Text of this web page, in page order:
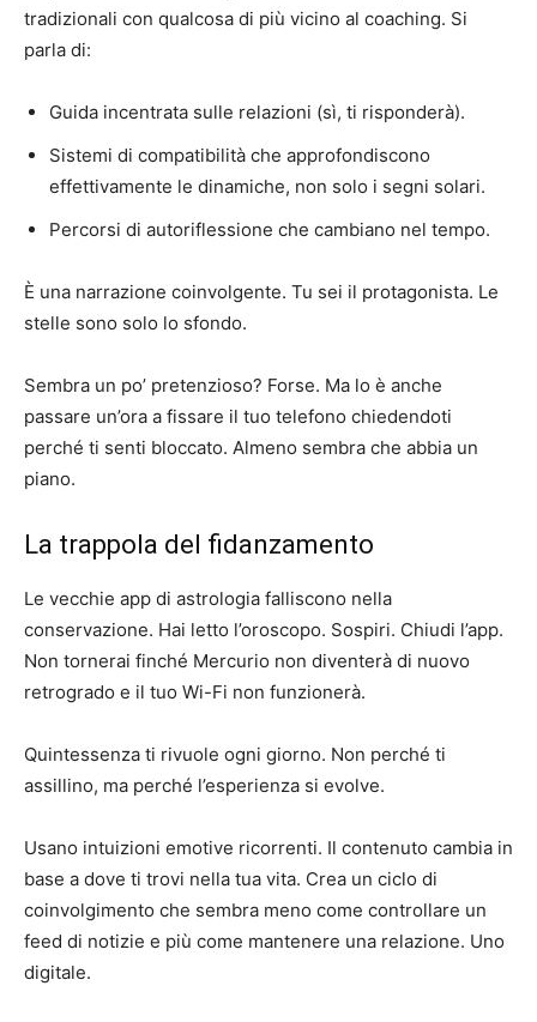
tradizionali con qualcosa di più vicino al coaching. Si
parla di:
Guida incentrata sulle relazioni (sì, ti risponderà).
Sistemi di compatibilità che approfondiscono
effettivamente le dinamiche, non solo i segni solari.
Percorsi di autoriflessione che cambiano nel tempo.
È una narrazione coinvolgente. Tu sei il protagonista. Le
stelle sono solo lo sfondo.
Sembra un po’ pretenzioso? Forse. Ma lo è anche
passare un’ora a fissare il tuo telefono chiedendoti
perché ti senti bloccato. Almeno sembra che abbia un
piano.
La trappola del fidanzamento
Le vecchie app di astrologia falliscono nella
conservazione. Hai letto l’oroscopo. Sospiri. Chiudi l’app.
Non tornerai finché Mercurio non diventerà di nuovo
retrogrado e il tuo Wi-Fi non funzionerà.
Quintessenza ti rivuole ogni giorno. Non perché ti
assillino, ma perché l’esperienza si evolve.
Usano intuizioni emotive ricorrenti. Il contenuto cambia in
base a dove ti trovi nella tua vita. Crea un ciclo di
coinvolgimento che sembra meno come controllare un
feed di notizie e più come mantenere una relazione. Uno
digitale.